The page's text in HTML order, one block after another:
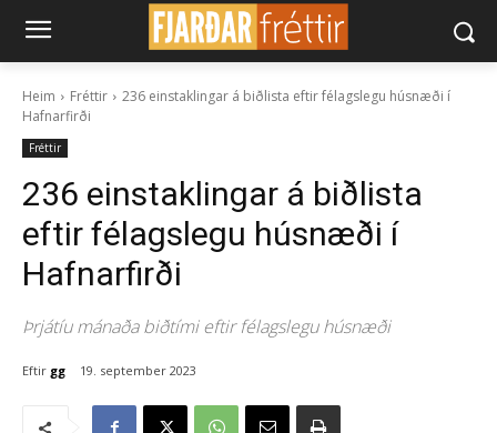
Heim Fréttir
236 einstaklingar á biðlista eftir félagslegu húsnæði í
Hafnarfirði
Fréttir
236 einstaklingar á biðlista
eftir félagslegu húsnæði í
Hafnarfirði
Þrjátíu mánaða biðtími eftir félagslegu húsnæði
Eftir gg 19. september 2023